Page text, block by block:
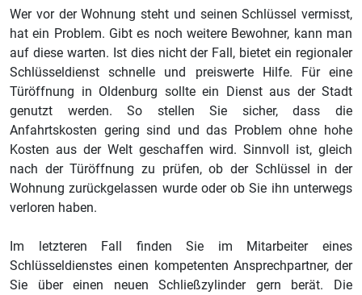
Wer vor der Wohnung steht und seinen Schlüssel vermisst,
hat ein Problem. Gibt es noch weitere Bewohner, kann man
auf diese warten. Ist dies nicht der Fall, bietet ein regionaler
Schlüsseldienst schnelle und preiswerte Hilfe. Für eine
Türöffnung in Oldenburg sollte ein Dienst aus der Stadt
genutzt werden. So stellen Sie sicher, dass die
Anfahrtskosten gering sind und das Problem ohne hohe
Kosten aus der Welt geschaffen wird. Sinnvoll ist, gleich
nach der Türöffnung zu prüfen, ob der Schlüssel in der
Wohnung zurückgelassen wurde oder ob Sie ihn unterwegs
verloren haben.
Im letzteren Fall finden Sie im Mitarbeiter eines
Schlüsseldienstes einen kompetenten Ansprechpartner, der
Sie über einen neuen Schließzylinder gern berät. Die